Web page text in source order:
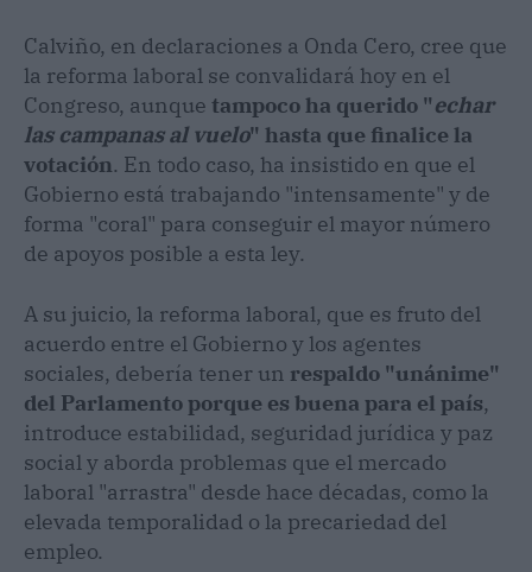
Calviño, en declaraciones a Onda Cero, cree que
la reforma laboral se convalidará hoy en el
Congreso, aunque tampoco ha querido "echar
las campanas al vuelo" hasta que finalice la
votación. En todo caso, ha insistido en que el
Gobierno está trabajando "intensamente" y de
forma "coral" para conseguir el mayor número
de apoyos posible a esta ley.
A su juicio, la reforma laboral, que es fruto del
acuerdo entre el Gobierno y los agentes
sociales, debería tener un respaldo "unánime"
del Parlamento porque es buena para el país,
introduce estabilidad, seguridad jurídica y paz
social y aborda problemas que el mercado
laboral "arrastra" desde hace décadas, como la
elevada temporalidad o la precariedad del
empleo.